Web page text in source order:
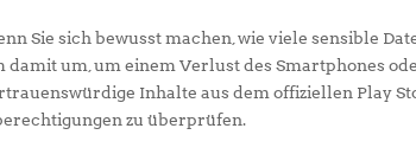
Sie sich bewusst machen, wie viele sensible
damit um, um einem Verlust des Smartphones
Inhalte aus dem offiziellen Play
zu überprüfen.